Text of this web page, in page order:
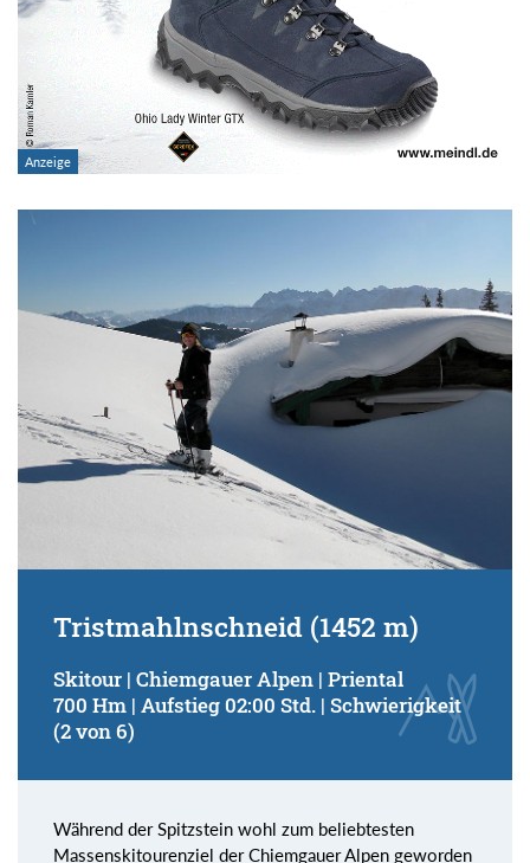
Tristmahlnschneid (1452 m)
Skitour | Chiemgauer Alpen | Priental
700 Hm | Aufstieg 02:00 Std. | Schwierigkeit
(2 von 6)
Während der Spitzstein wohl zum beliebtesten
Massenskitourenziel der Chiemgauer Alpen geworden